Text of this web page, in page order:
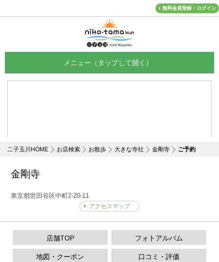
無料会員登録・ログイン
二子玉川HOME お店検索 お散歩 大きな寺社 金剛寺 ご予約
金剛寺
東京都世田谷区中町2-20-11
アクセスマップ
店舗TOP フォトアルバム
口コミ・評価
地図・クーポン
メニュー